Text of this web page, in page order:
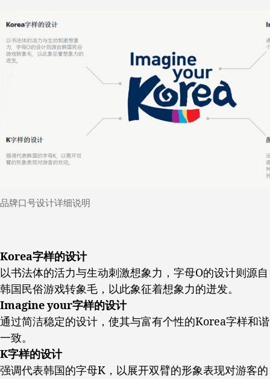
品牌口号设计详细说明
Korea字样的设计
以书法体的活力与生动刺激想象力，字母O的设计则源自
韩国民俗游戏转象毛，以此象征着想象力的迸发。
Imagine your字样的设计
通过简洁稳定的设计，使其与富有个性的Korea字样和谐
一致。
K字样的设计
强调代表韩国的字母K，以展开双臂的形象表现对游客的